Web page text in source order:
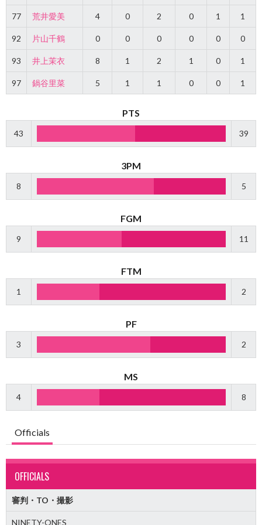
77 荒井愛美 4 0 2 0 1 1
92 片山千鶴 0 0 0 0 0 0
93 井上茉衣 8 1 2 1 0 1
97 鍋谷里菜 5 1 1 0 0 1
PTS
43 39
3PM
8 5
FGM
9 11
FTM
1 2
PF
3 2
MS
4 8
Officials
OFFICIALS
審判・TO・撮影
NINETY-ONES